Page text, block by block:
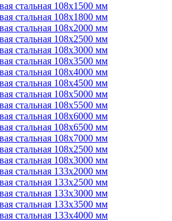
стальная 108х1500 мм
стальная 108х1800 мм
стальная 108х2000 мм
стальная 108х2500 мм
стальная 108х3000 мм
стальная 108х3500 мм
стальная 108х4000 мм
стальная 108х4500 мм
стальная 108х5000 мм
стальная 108х5500 мм
стальная 108х6000 мм
стальная 108х6500 мм
стальная 108х7000 мм
стальная 108х2500 мм
стальная 108х3000 мм
стальная 133х2000 мм
стальная 133х2500 мм
стальная 133х3000 мм
стальная 133х3500 мм
стальная 133х4000 мм